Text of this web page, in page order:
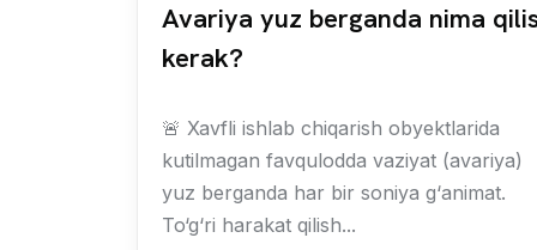
Avariya yuz berganda nima
kerak?
🚨 Xavfli ishlab chiqarish obyektlarida
kutilmagan favqulodda vaziyat (avariya)
yuz berganda har bir soniya g‘animat.
To‘g‘ri harakat qilish...